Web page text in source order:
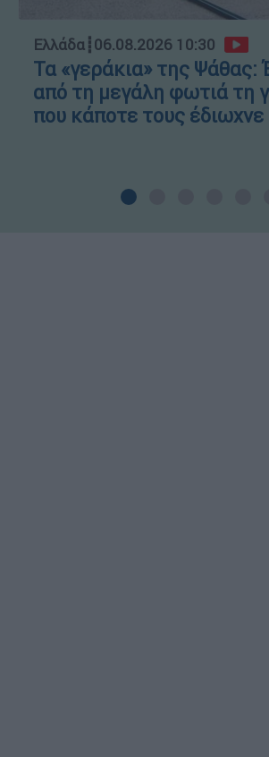
Ελλάδα┋06.08.2026 10:30
Τα «γεράκια» της
από τη μεγάλη φωτιά τη
που κάποτε τους έδιωχνε